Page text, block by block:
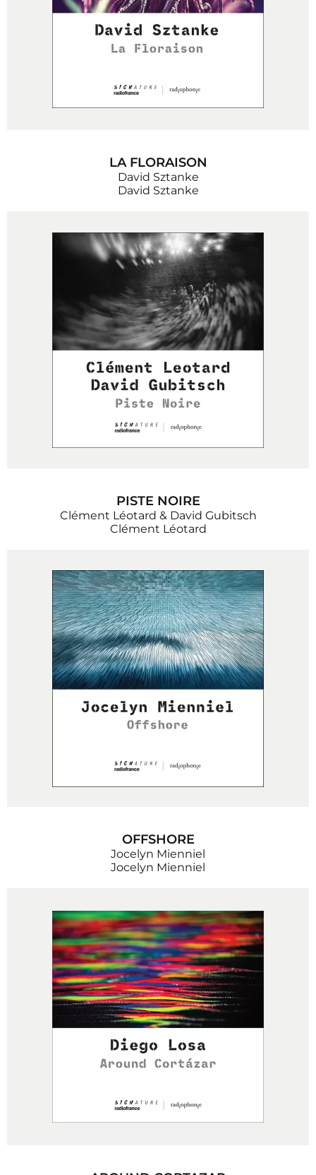
LA FLORAISON
David Sztanke
David Sztanke
PISTE NOIRE
Clément Léotard & David Gubitsch
Clément Léotard
OFFSHORE
Jocelyn Mienniel
Jocelyn Mienniel